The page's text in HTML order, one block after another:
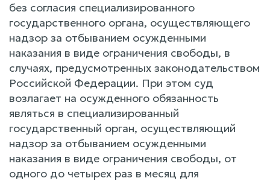
без согласия специализированного
государственного органа, осуществляющего
надзор за отбыванием осужденными
наказания в виде ограничения свободы, в
случаях, предусмотренных законодательством
Российской Федерации. При этом суд
возлагает на осужденного обязанность
являться в специализированный
государственный орган, осуществляющий
надзор за отбыванием осужденными
наказания в виде ограничения свободы, от
одного до четырех раз в месяц для